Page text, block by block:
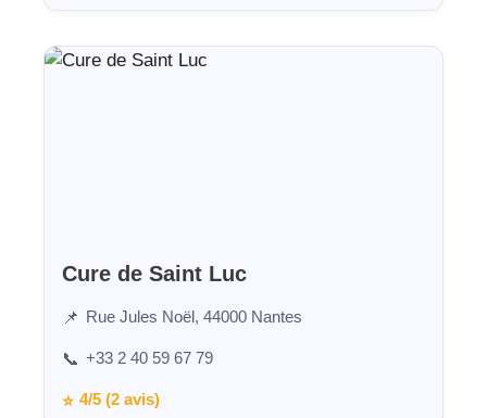
Cure de Saint Luc
📌 Rue Jules Noël, 44000 Nantes
📞 +33 2 40 59 67 79
⭐ 4/5 (2 avis)